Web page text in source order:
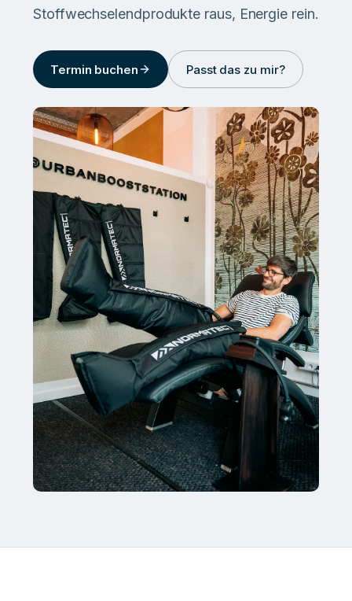
Stoffwechselendprodukte raus, Energie rein.
Termin buchen Passt das zu mir?